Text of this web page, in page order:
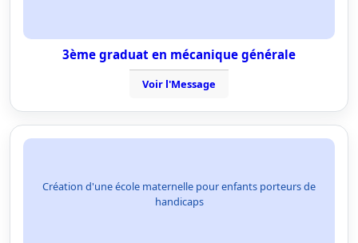
3ème graduat en mécanique générale
Voir l'Message
Création d'une école maternelle pour enfants porteurs de
handicaps